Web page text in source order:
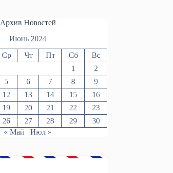
Архив Новостей
Июнь 2024
Ср Чт Пт Сб
Вс
1
2
5 6 7 8
9
12 13 14 15
16
19 20 21 22
23
26 27 28 29
30
« Май
Июл »